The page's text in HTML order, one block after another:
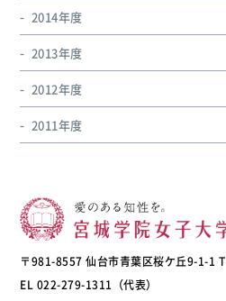
2014年度
2013年度
2012年度
2011年度
〒981-8557 仙台市青葉区桜ケ丘9-1-1 T
EL 022-279-1311（代表）